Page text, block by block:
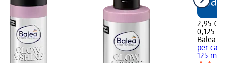
2,95 €
0,125 l
Balea
per
125 ml